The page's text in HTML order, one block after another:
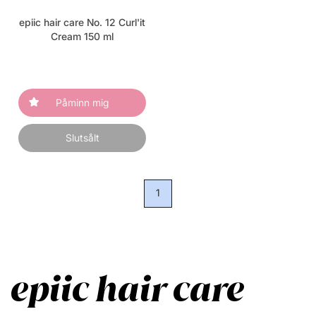
epiic hair care No. 12 Curl'it
Cream 150 ml
Påminn mig
Slutsålt
1
epiic hair care